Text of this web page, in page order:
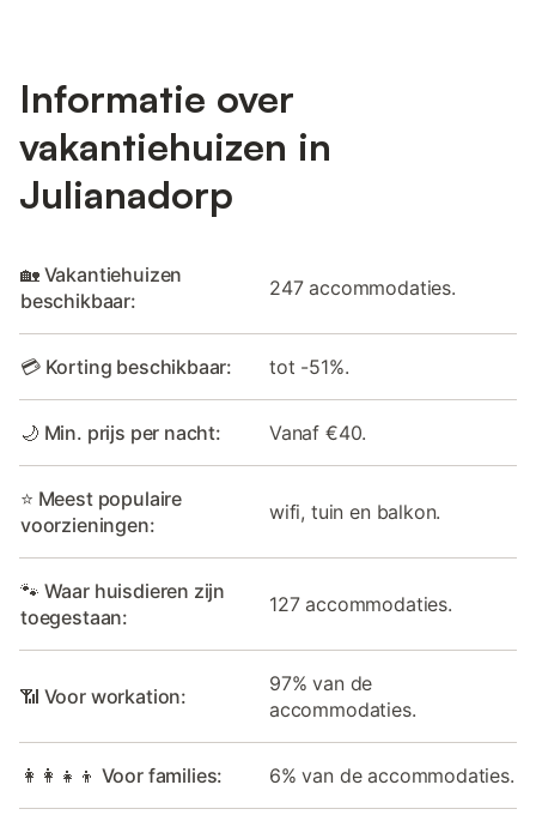
Informatie over
vakantiehuizen in
Julianadorp
🏡 Vakantiehuizen
beschikbaar:
247 accommodaties.
💳 Korting beschikbaar: tot -51%.
🌙 Min. prijs per nacht: Vanaf €40.
⭐ Meest populaire
voorzieningen:
wifi, tuin en balkon.
🐾 Waar huisdieren zijn
toegestaan:
127 accommodaties.
📶 Voor workation:
97% van de
accommodaties.
👩‍👩‍👧‍👦 Voor families: 6% van de accommodaties.